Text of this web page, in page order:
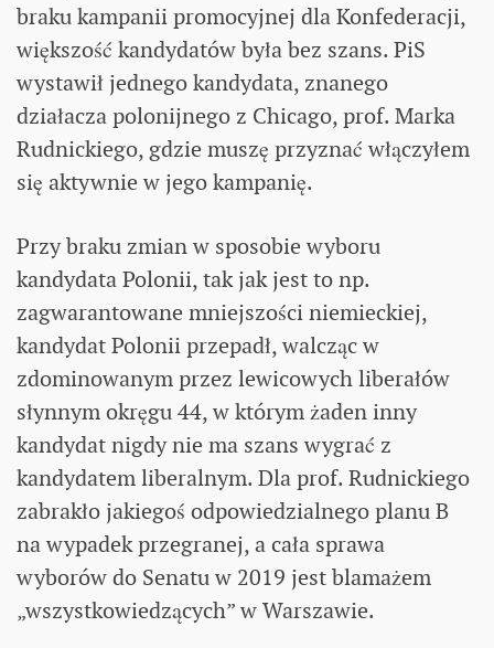
braku kampanii promocyjnej dla Konfederacji,
większość kandydatów była bez szans. PiS
wystawił jednego kandydata, znanego
działacza polonijnego z Chicago, prof. Marka
Rudnickiego, gdzie muszę przyznać włączyłem
się aktywnie w jego kampanię.
Przy braku zmian w sposobie wyboru
kandydata Polonii, tak jak jest to np.
zagwarantowane mniejszości niemieckiej,
kandydat Polonii przepadł, walcząc w
zdominowanym przez lewicowych liberałów
słynnym okręgu 44, w którym żaden inny
kandydat nigdy nie ma szans wygrać z
kandydatem liberalnym. Dla prof. Rudnickiego
zabrakło jakiegoś odpowiedzialnego planu B
na wypadek przegranej, a cała sprawa
wyborów do Senatu w 2019 jest blamażem
„wszystkowiedzących” w Warszawie.